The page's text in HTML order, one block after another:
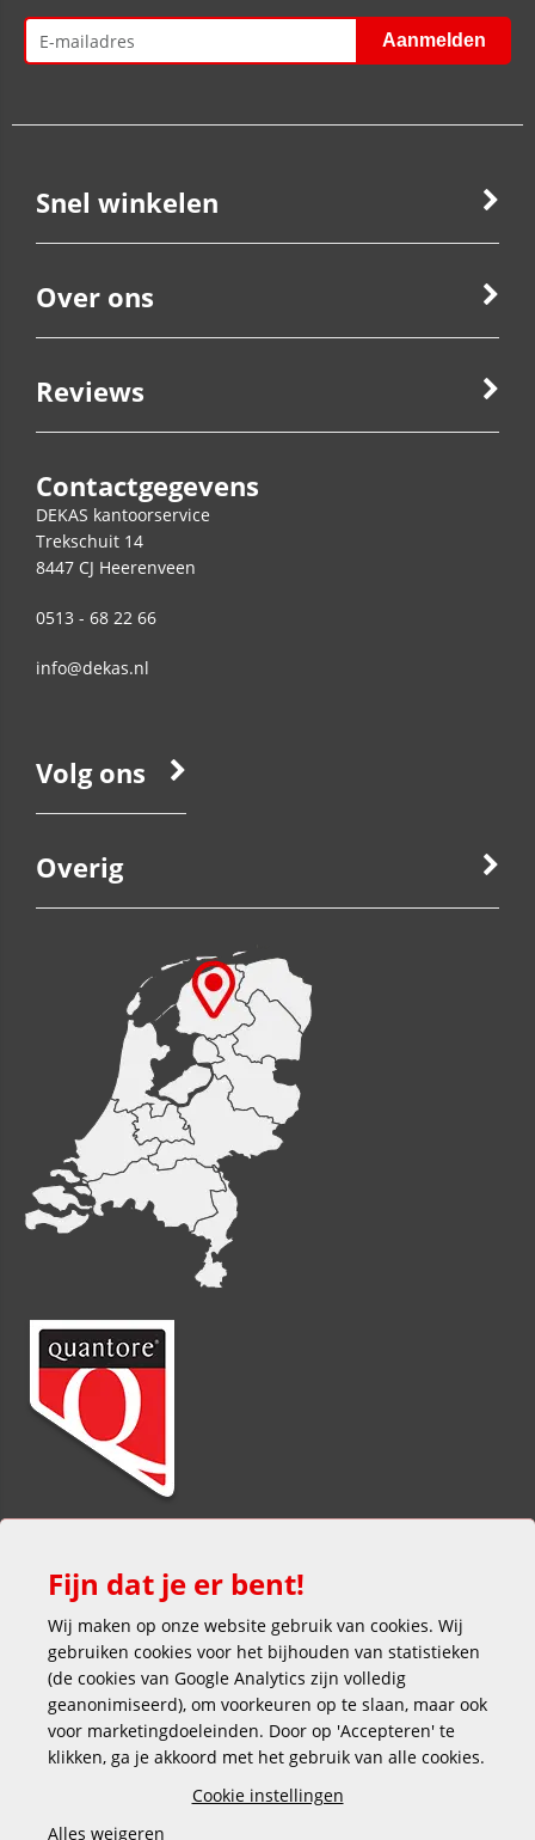
Snel winkelen
Over ons
Reviews
Contactgegevens
DEKAS kantoorservice
Trekschuit 14
8447 CJ Heerenveen
0513 - 68 22 66
info@dekas.nl
Volg ons
Overig
Veilig en gemakkelijk betalen
Fijn dat je er bent!
Wij maken op onze website gebruik van cookies. Wij
gebruiken cookies voor het bijhouden van statistieken
(de cookies van Google Analytics zijn volledig
geanonimiseerd), om voorkeuren op te slaan, maar ook
voor marketingdoeleinden. Door op 'Accepteren' te
klikken, ga je akkoord met het gebruik van alle cookies.
Cookie instellingen
Alles weigeren